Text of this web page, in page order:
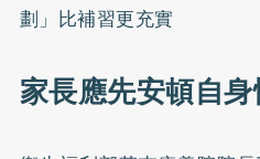
劃」比補習更充實
家長應先安頓自